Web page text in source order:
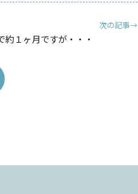
次の記事→
約１ヶ月ですが・・・